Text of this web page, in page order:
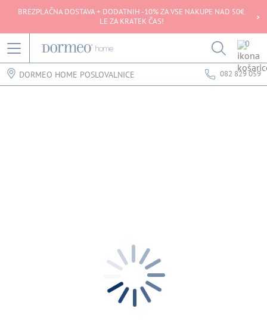
BREZPLAČNA DOSTAVA + DODATNIH -10% ZA VSE NAKUPE NAD 50€.
LE ZA KRATEK ČAS!
0
DORMEO HOME POSLOVALNICE 082 829 059